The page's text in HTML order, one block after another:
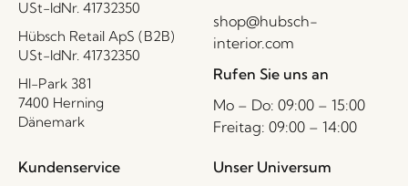
USt-IdNr. 41732350
Hübsch Retail ApS (B2B)
USt-IdNr. 41732350
HI-Park 381
7400 Herning
Dänemark
shop@hubsch-
interior.com
Rufen Sie uns an
Mo – Do: 09:00 – 15:00
Freitag: 09:00 – 14:00
Kundenservice Unser Universum